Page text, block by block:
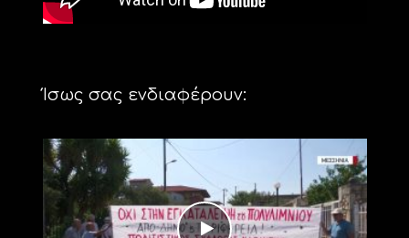
Ίσως σας ενδιαφέρουν: